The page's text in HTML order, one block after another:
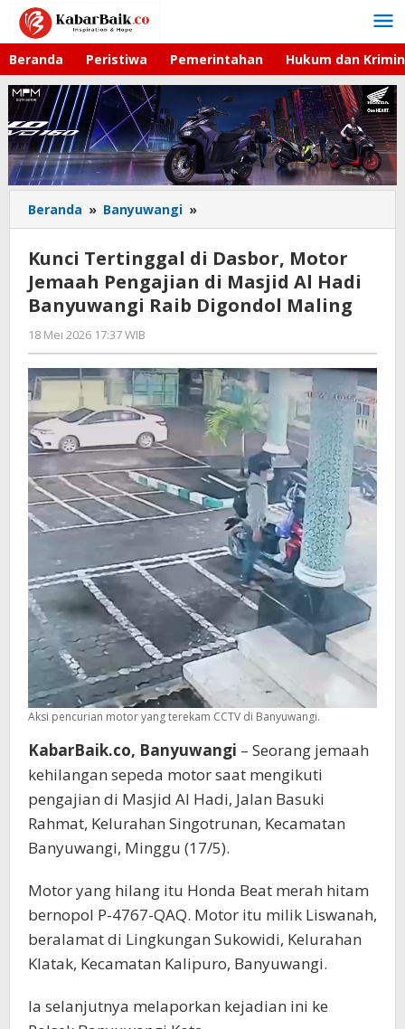
Lewati
konten
Beranda Peristiwa Pemerintahan Hukum dan
Beranda » Banyuwangi »
Tertinggal
di
Dasbor,
Motor
Jemaah
Al
Hadi
Banyuwangi
Raib
Digondol
Maling
Kunci Tertinggal di Dasbor, Motor
Jemaah Pengajian di Masjid Al Hadi
Banyuwangi Raib Digondol Maling
18 Mei 2026 17:37 WIB
Gagah
Saputra
Aksi pencurian motor yang terekam CCTV di Banyuwangi.
KabarBaik.co, Banyuwangi – Seorang jemaah
kehilangan sepeda motor saat mengikuti
pengajian di Masjid Al Hadi, Jalan Basuki
Rahmat, Kelurahan Singotrunan, Kecamatan
Banyuwangi, Minggu (17/5).
Motor yang hilang itu Honda Beat merah hitam
bernopol P-4767-QAQ. Motor itu milik Liswanah,
beralamat di Lingkungan Sukowidi, Kelurahan
Klatak, Kecamatan Kalipuro, Banyuwangi.
Ia selanjutnya melaporkan kejadian ini ke